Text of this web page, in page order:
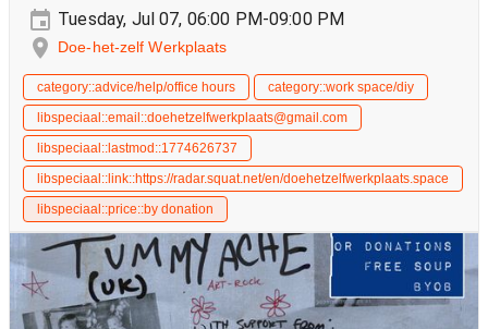
Tuesday, Jul 07, 06:00 PM-09:00 PM
Doe-het-zelf Werkplaats
category::advice/help/office hours
category::work space/diy
libspeciaal::email::doehetzelfwerkplaats@gmail.com
libspeciaal::lastmod::1774626737
libspeciaal::link::https://radar.squat.net/en/doehetzelfwerkplaats.space
libspeciaal::price::by donation